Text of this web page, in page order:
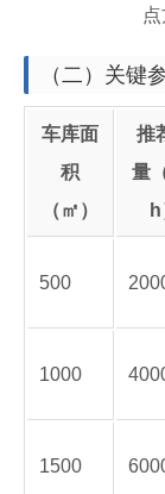
点
（二）关键
车库面
积
（㎡）
推
量
h
500
1000
1500